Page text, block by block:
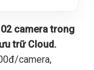
camera trong
trữ Cloud.
camera,